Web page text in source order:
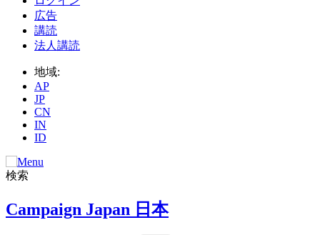
広告
講読
法人講読
地域:
AP
JP
CN
IN
ID
検索
Campaign Japan 日本